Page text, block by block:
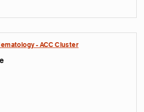
- ACC Cluster